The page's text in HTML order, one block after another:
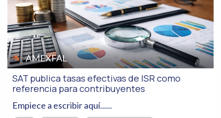
AMEXFAL
SAT publica tasas efectivas de ISR como
referencia para contribuyentes
Empiece a escribir aquí......